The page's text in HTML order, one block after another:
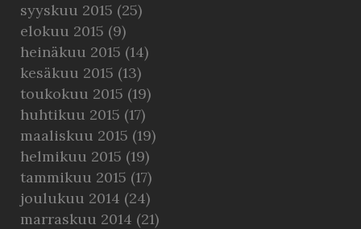
syyskuu 2015 (25)
elokuu 2015 (9)
heinäkuu 2015 (14)
kesäkuu 2015 (13)
toukokuu 2015 (19)
huhtikuu 2015 (17)
maaliskuu 2015 (19)
helmikuu 2015 (19)
tammikuu 2015 (17)
joulukuu 2014 (24)
marraskuu 2014 (21)